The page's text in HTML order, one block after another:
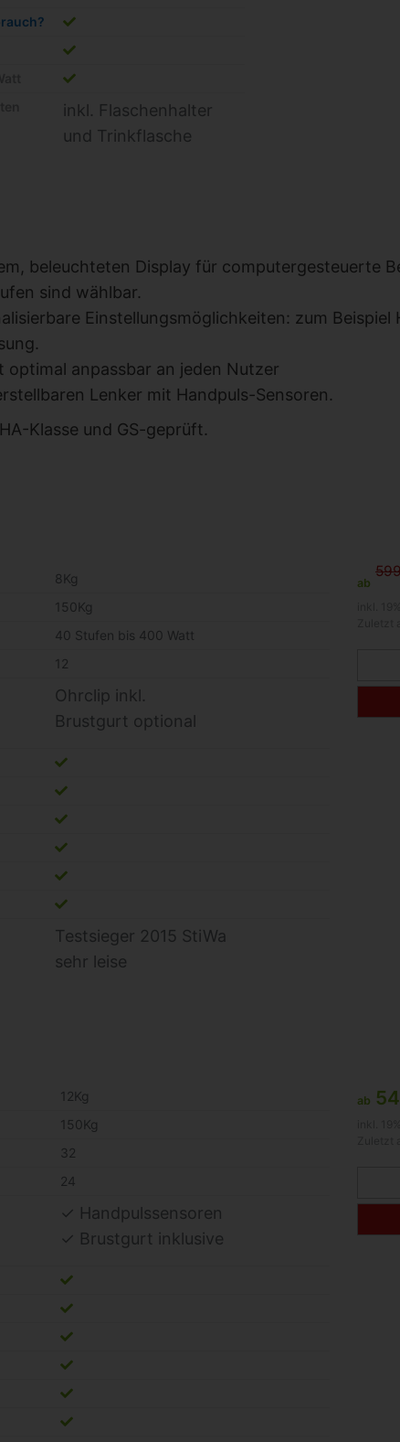
inkl. Flaschenhalter
und Trinkflasche
beleuchteten Display für computergesteuerte
sind wählbar.
Einstellungsmöglichkeiten: zum Beispiel
anpassbar an jeden Nutzer
Lenker mit Handpuls-Sensoren.
Klasse und GS-geprüft.
ab
8Kg
150Kg
40 Stufen bis 400 Watt
12
Ohrclip inkl.
Brustgurt optional
Testsieger 2015 StiWa
sehr leise
ab
12Kg
150Kg
32
24
✓ Handpulssensoren
✓ Brustgurt inklusive